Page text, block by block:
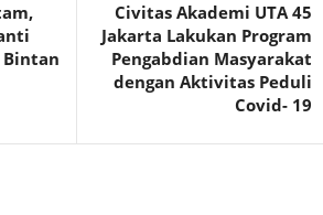
Bintan
Civitas Akademi UTA 45
Jakarta Lakukan Program
Pengabdian Masyarakat
dengan Aktivitas Peduli
Covid- 19